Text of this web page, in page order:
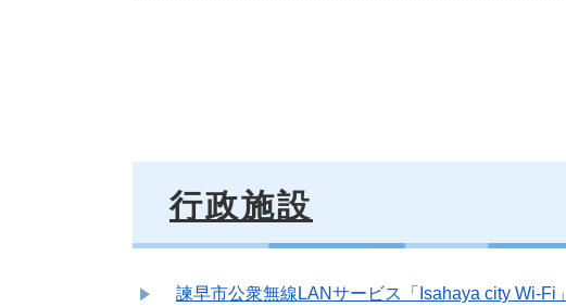
行政施設
諫早市公衆無線LANサービス「Isahaya city Wi-Fi」